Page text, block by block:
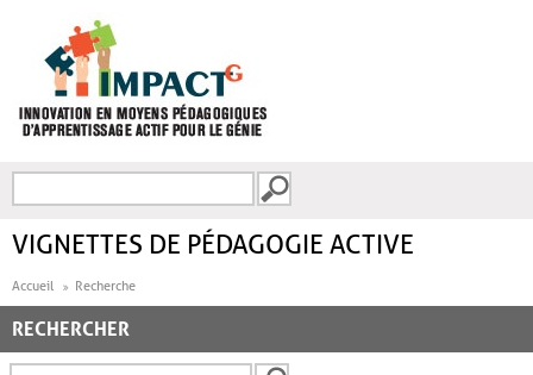
FORMULAIRE DE
VIGNETTES DE PÉDAGOGIE ACTIVE
Accueil Recherche
RECHERCHER